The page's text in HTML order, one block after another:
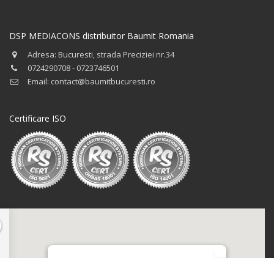
DSP MEDIACONS distribuitor Baumit Romania
Adresa: Bucuresti, strada Preciziei nr.34
0724290708 - 0723746501
Email: contact@baumitbucuresti.ro
Certificare ISO